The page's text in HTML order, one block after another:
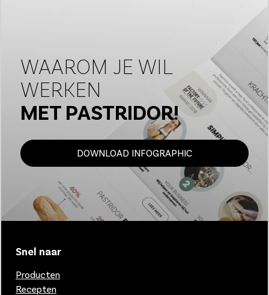
WAAROM JE WIL
WERKEN
MET PASTRIDOR!
DOWNLOAD INFOGRAPHIC
Snel naar
Producten
Recepten